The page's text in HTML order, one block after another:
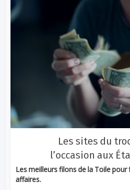
Les sites du
l’occasion aux
Les meilleurs filons de la Toile pour
affaires.